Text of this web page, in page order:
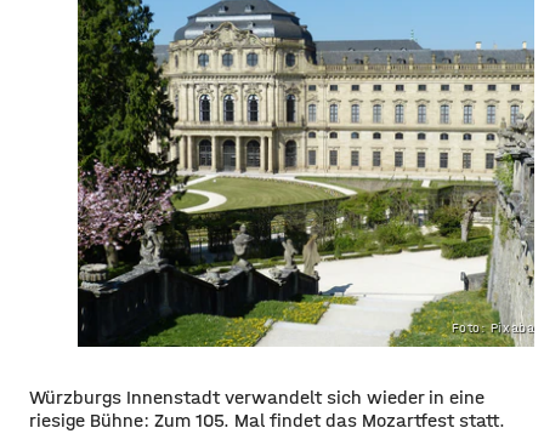
Foto:
Würzburgs Innenstadt verwandelt sich wieder in eine
riesige Bühne: Zum 105. Mal findet das Mozartfest statt.